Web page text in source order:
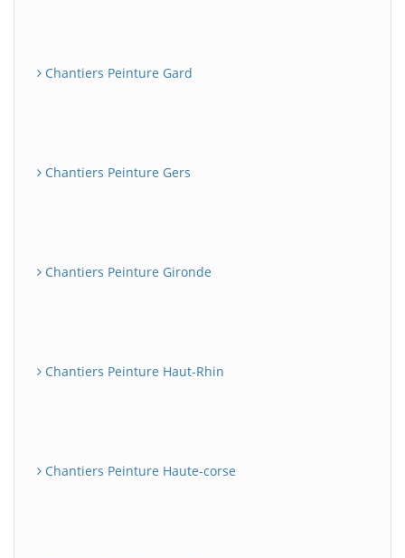
Chantiers Peinture Gard
Chantiers Peinture Gers
Chantiers Peinture Gironde
Chantiers Peinture Haut-Rhin
Chantiers Peinture Haute-corse